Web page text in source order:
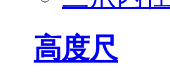
高度尺